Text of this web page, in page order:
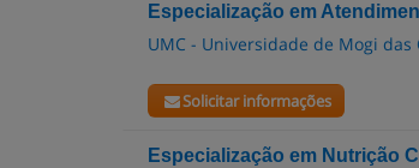
Especialização em
UMC - Universidade de Mogi das
Solicitar informações
Especialização em Nutrição